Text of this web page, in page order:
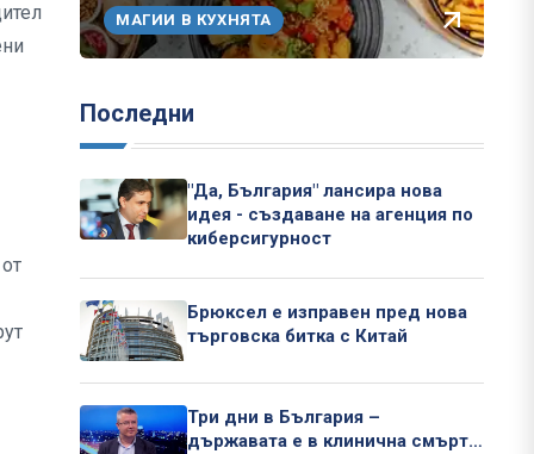
МАГИИ В КУХНЯТА
Последни
"Да, България" лансира нова
идея - създаване на агенция по
киберсигурност
Брюксел е изправен пред нова
търговска битка с Китай
Три дни в България –
държавата е в клинична смърт…